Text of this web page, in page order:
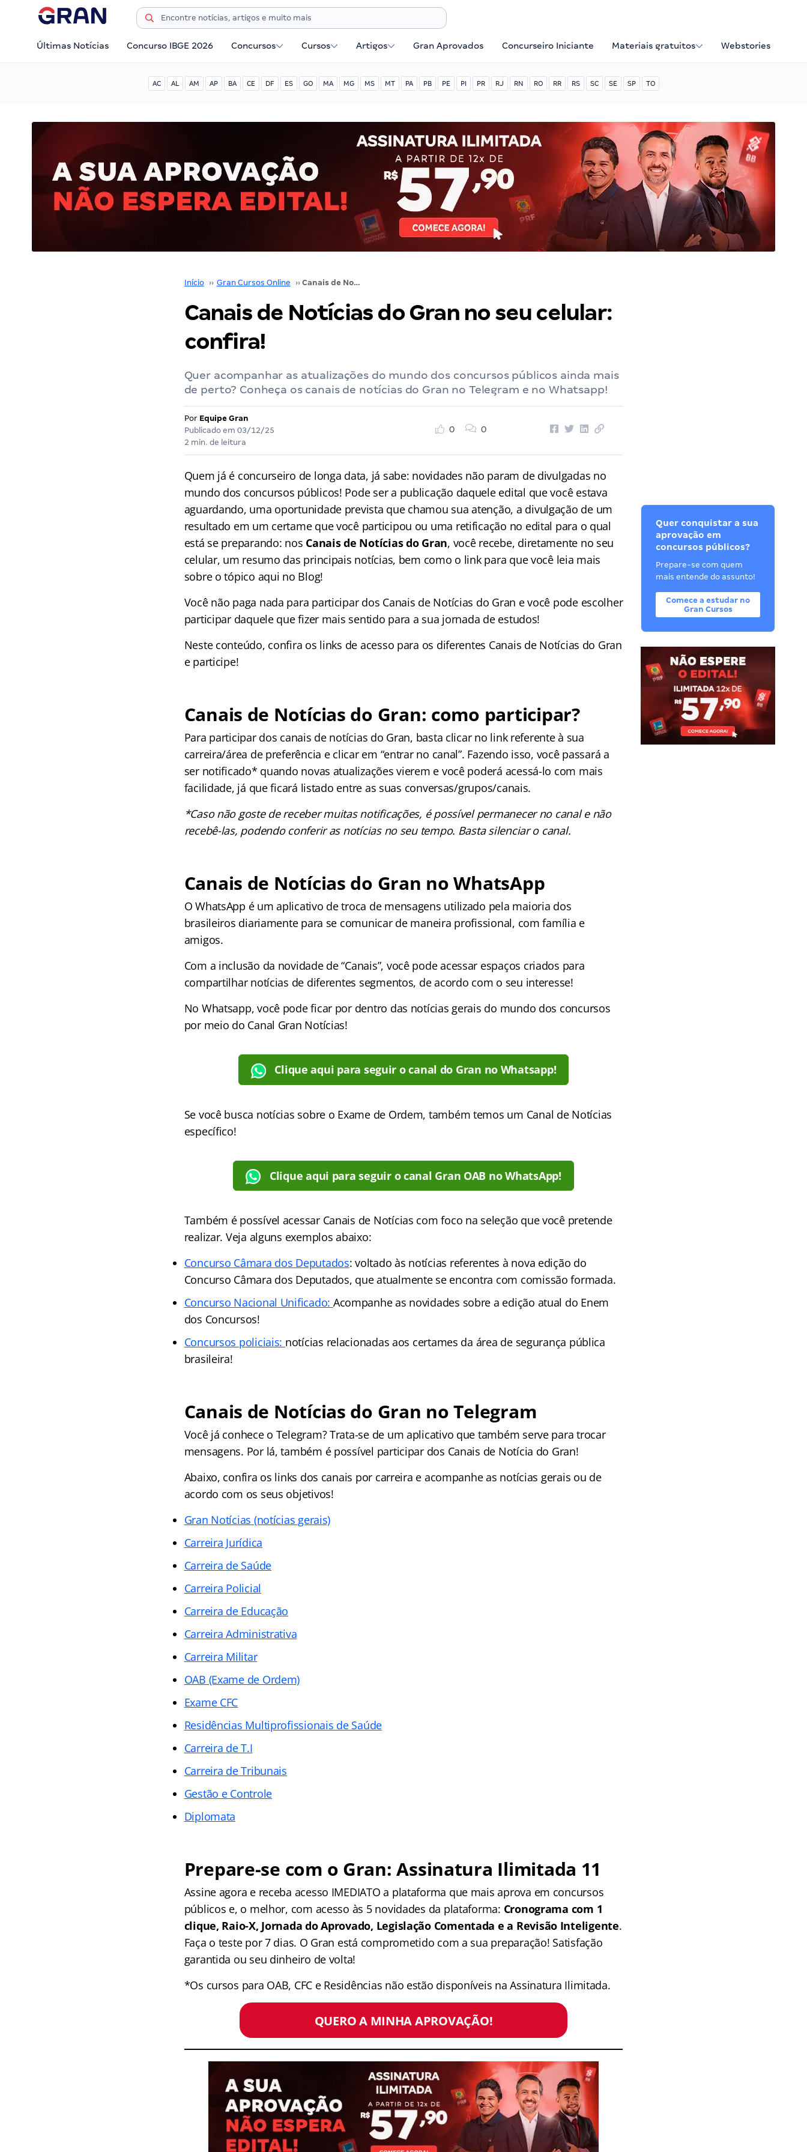
Últimas Notícias Concurso IBGE 2026 Concursos Cursos Artigos Gran Aprovados Concurseiro Iniciante Materiais gratuitos Webstories
AC AL AM AP BA CE DF ES GO MA MG MS MT PA PB PE PI PR RJ RN RO RR RS SC SE SP TO
Início ›› Gran Cursos Online ›› Canais de Notícias do Gran no seu celular: confira!
Canais de Notícias do Gran no seu celular:
confira!
Quer acompanhar as atualizações do mundo dos concursos públicos ainda mais
de perto? Conheça os canais de notícias do Gran no Telegram e no Whatsapp!
Por Equipe Gran
Publicado em 03/12/25
2 min. de leitura
0 0
Quem já é concurseiro de longa data, já sabe: novidades não param de divulgadas no
mundo dos concursos públicos! Pode ser a publicação daquele edital que você estava
aguardando, uma oportunidade prevista que chamou sua atenção, a divulgação de um
resultado em um certame que você participou ou uma retificação no edital para o qual
está se preparando: nos Canais de Notícias do Gran, você recebe, diretamente no seu
celular, um resumo das principais notícias, bem como o link para que você leia mais
sobre o tópico aqui no Blog!
Você não paga nada para participar dos Canais de Notícias do Gran e você pode escolher
participar daquele que fizer mais sentido para a sua jornada de estudos!
Neste conteúdo, confira os links de acesso para os diferentes Canais de Notícias do Gran
e participe!
Canais de Notícias do Gran: como participar?
Para participar dos canais de notícias do Gran, basta clicar no link referente à sua
carreira/área de preferência e clicar em “entrar no canal”. Fazendo isso, você passará a
ser notificado* quando novas atualizações vierem e você poderá acessá-lo com mais
facilidade, já que ficará listado entre as suas conversas/grupos/canais.
*Caso não goste de receber muitas notificações, é possível permanecer no canal e não
recebê-las, podendo conferir as notícias no seu tempo. Basta silenciar o canal.
Canais de Notícias do Gran no WhatsApp
O WhatsApp é um aplicativo de troca de mensagens utilizado pela maioria dos
brasileiros diariamente para se comunicar de maneira profissional, com família e
amigos.
Com a inclusão da novidade de “Canais”, você pode acessar espaços criados para
compartilhar notícias de diferentes segmentos, de acordo com o seu interesse!
No Whatsapp, você pode ficar por dentro das notícias gerais do mundo dos concursos
por meio do Canal Gran Notícias!
Clique aqui para seguir o canal do Gran no Whatsapp!
Se você busca notícias sobre o Exame de Ordem, também temos um Canal de Notícias
específico!
Clique aqui para seguir o canal Gran OAB no WhatsApp!
Também é possível acessar Canais de Notícias com foco na seleção que você pretende
realizar. Veja alguns exemplos abaixo:
Concurso Câmara dos Deputados: voltado às notícias referentes à nova edição do
Concurso Câmara dos Deputados, que atualmente se encontra com comissão formada.
Concurso Nacional Unificado: Acompanhe as novidades sobre a edição atual do Enem
dos Concursos!
Concursos policiais: notícias relacionadas aos certames da área de segurança pública
brasileira!
Canais de Notícias do Gran no Telegram
Você já conhece o Telegram? Trata-se de um aplicativo que também serve para trocar
mensagens. Por lá, também é possível participar dos Canais de Notícia do Gran!
Abaixo, confira os links dos canais por carreira e acompanhe as notícias gerais ou de
acordo com os seus objetivos!
Gran Notícias (notícias gerais)
Carreira Jurídica
Carreira de Saúde
Carreira Policial
Carreira de Educação
Carreira Administrativa
Carreira Militar
OAB (Exame de Ordem)
Exame CFC
Residências Multiprofissionais de Saúde
Carreira de T.I
Carreira de Tribunais
Gestão e Controle
Diplomata
Prepare-se com o Gran: Assinatura Ilimitada 11
Assine agora e receba acesso IMEDIATO a plataforma que mais aprova em concursos
públicos e, o melhor, com acesso às 5 novidades da plataforma: Cronograma com 1
clique, Raio-X, Jornada do Aprovado, Legislação Comentada e a Revisão Inteligente.
Faça o teste por 7 dias. O Gran está comprometido com a sua preparação! Satisfação
garantida ou seu dinheiro de volta!
*Os cursos para OAB, CFC e Residências não estão disponíveis na Assinatura Ilimitada.
QUERO A MINHA APROVAÇÃO!
Quer conquistar a sua
aprovação em
concursos públicos?
Prepare-se com quem
mais entende do assunto!
Comece a estudar no
Gran Cursos